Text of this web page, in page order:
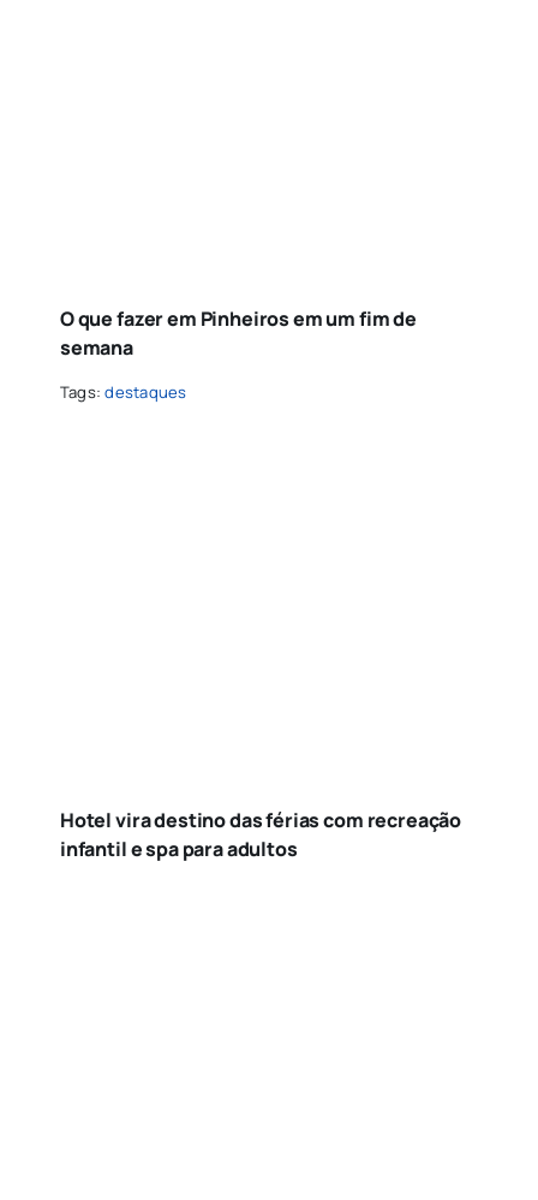
O que fazer em Pinheiros em um fim de
semana
Tags:destaques
Hotel vira destino das férias com recreação
infantil e spa para adultos